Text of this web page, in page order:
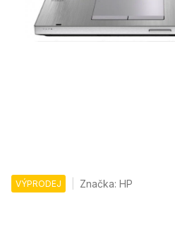
VÝPRODEJ Značka:HP